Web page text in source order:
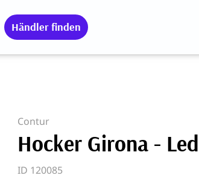
Händler finden
Contur
Hocker Girona -
ID 120085